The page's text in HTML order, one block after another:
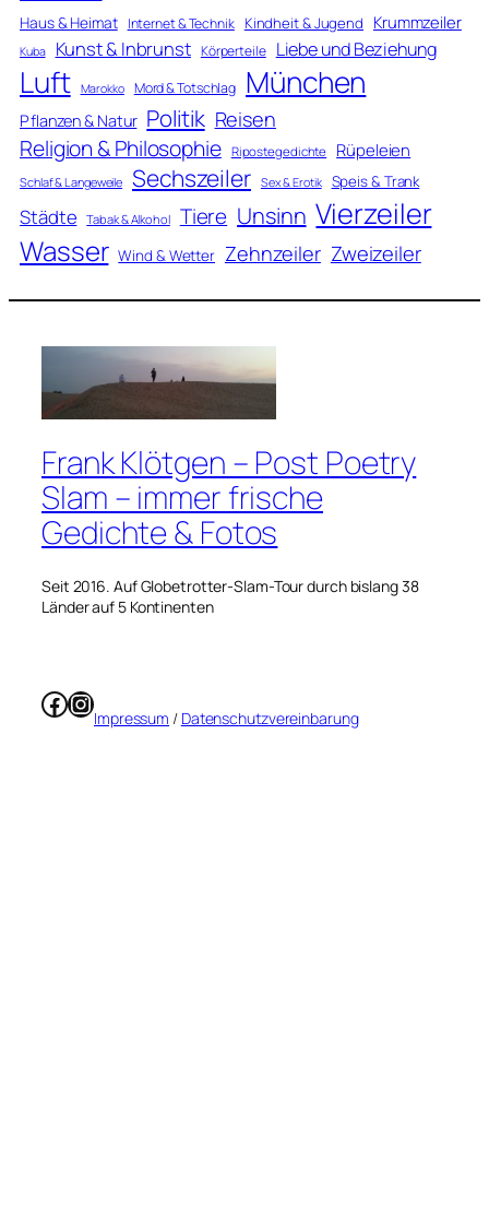
Haus & Heimat Internet & Technik Kindheit & Jugend Krummzeiler
Kuba Kunst & Inbrunst Körperteile Liebe und Beziehung
Luft Marokko Mord & Totschlag München
Pflanzen & Natur Politik Reisen
Religion & Philosophie Ripostegedichte Rüpeleien
Schlaf & Langeweile Sechszeiler Sex & Erotik Speis & Trank
Städte Tabak & Alkohol Tiere Unsinn Vierzeiler
Wasser Wind & Wetter Zehnzeiler Zweizeiler
Frank Klötgen – Post Poetry
Slam – immer frische
Gedichte & Fotos
Seit 2016. Auf Globetrotter-Slam-Tour durch bislang 38
Länder auf 5 Kontinenten
Facebook
Instagram
Impressum / Datenschutzvereinbarung